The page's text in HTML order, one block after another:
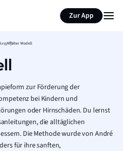
Zur App
Affolter Modell
zur Förderung der
bei Kindern und
oder Hirnschäden. Du lernst
die alltäglichen
Die Methode wurde von André
für ihre sanften,